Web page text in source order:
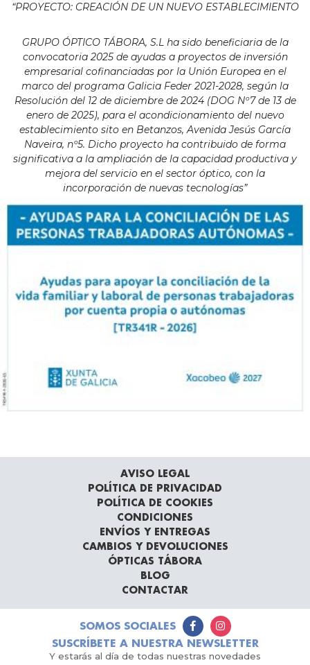
“PROYECTO: CREACIÓN DE UN NUEVO ESTABLECIMIENTO
GRUPO ÓPTICO TÁBORA, S.L ha sido beneficiaria de la
convocatoria 2025 de ayudas a proyectos de inversión
empresarial cofinanciadas por la Unión Europea en el
marco del programa Galicia Feder 2021-2028, según la
Resolución del 12 de diciembre de 2024 (DOG Nº7 de 13 de
enero de 2025), para el acondicionamiento del nuevo
establecimiento sito en Betanzos, Avenida Jesús García
Naveira, nº5. Dicho proyecto ha contribuido de forma
significativa a la ampliación de la capacidad productiva y
mejora del servicio en el sector óptico, con la
incorporación de nuevas tecnologías”
AVISO LEGAL
POLÍTICA DE PRIVACIDAD
POLÍTICA DE COOKIES
CONDICIONES
ENVÍOS Y ENTREGAS
CAMBIOS Y DEVOLUCIONES
ÓPTICAS TÁBORA
BLOG
CONTACTAR
SOMOS SOCIALES
SUSCRÍBETE A NUESTRA NEWSLETTER
Y estarás al día de todas nuestras novedades